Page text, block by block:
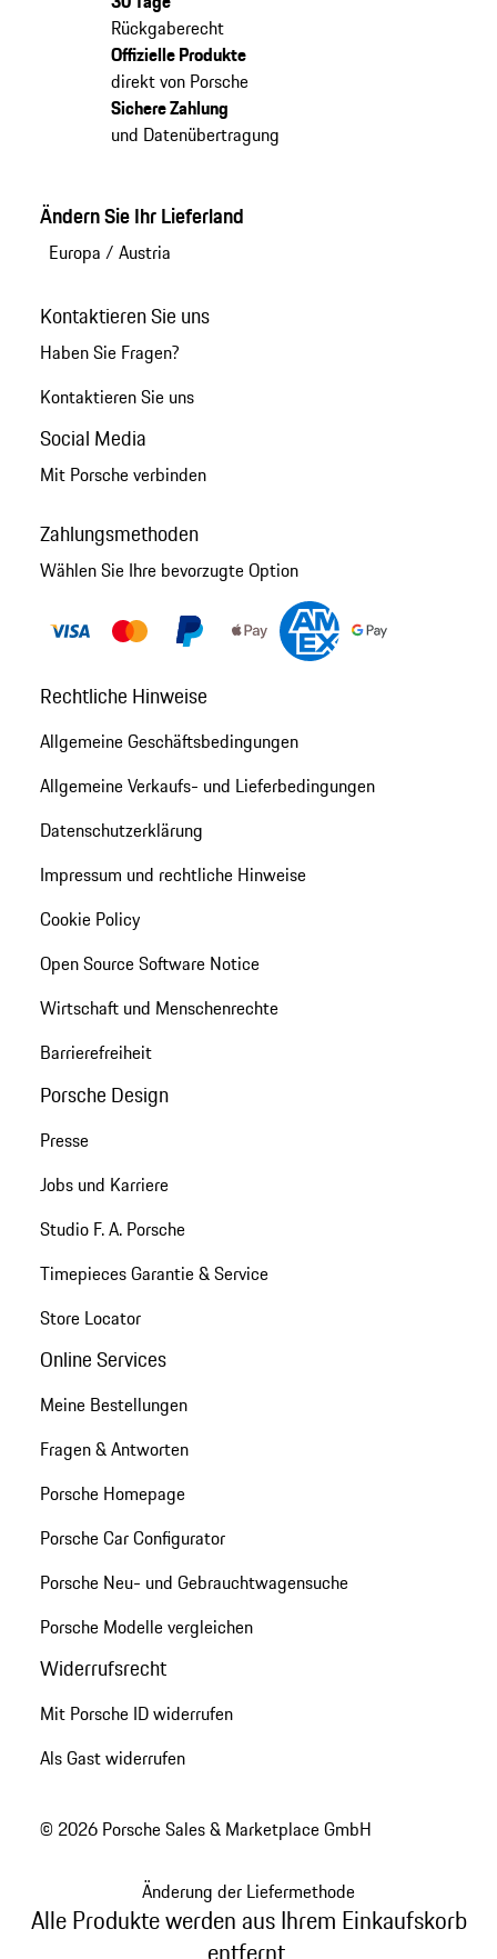
Rückgaberecht
Offizielle Produkte
direkt von Porsche
Sichere Zahlung
und Datenübertragung
Ändern Sie Ihr Lieferland
Europa / Austria
Kontaktieren Sie uns
Haben Sie Fragen?
Kontaktieren Sie uns
Social Media
Mit Porsche verbinden
Zahlungsmethoden
Wählen Sie Ihre bevorzugte Option
Rechtliche Hinweise
Allgemeine Geschäftsbedingungen
Allgemeine Verkaufs- und Lieferbedingungen
Datenschutzerklärung
Impressum und rechtliche Hinweise
Cookie Policy
Open Source Software Notice
Wirtschaft und Menschenrechte
Barrierefreiheit
Porsche Design
Presse
Jobs und Karriere
Studio F. A. Porsche
Timepieces Garantie & Service
Store Locator
Online Services
Meine Bestellungen
Fragen & Antworten
Porsche Homepage
Porsche Car Configurator
Porsche Neu- und Gebrauchtwagensuche
Porsche Modelle vergleichen
Widerrufsrecht
Mit Porsche ID widerrufen
Als Gast widerrufen
© 2026 Porsche Sales & Marketplace GmbH
Änderung der Liefermethode
Alle Produkte werden aus Ihrem Einkaufskorb